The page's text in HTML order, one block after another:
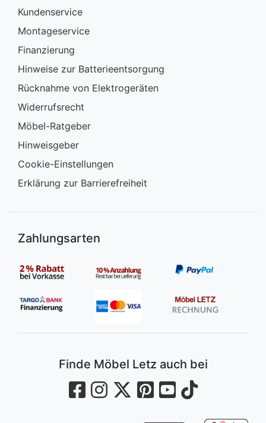
Kundenservice
Montageservice
Finanzierung
Hinweise zur Batterieentsorgung
Rücknahme von Elektrogeräten
Widerrufsrecht
Möbel-Ratgeber
Hinweisgeber
Cookie-Einstellungen
Erklärung zur Barrierefreiheit
Zahlungsarten
Finde Möbel Letz auch bei